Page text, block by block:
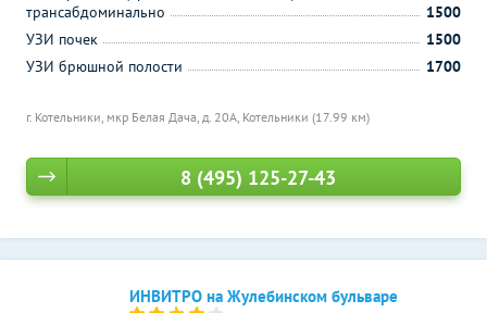
г. Котельники, мкр Белая Дача, д. 20А, Котельники (17.99 км)
трансабдоминально
1500
УЗИ почек
1500
УЗИ брюшной полости
1700
8 (495) 125-27-43
ИНВИТРО на Жулебинском бульваре